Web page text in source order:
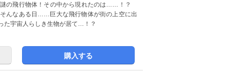
の飛行物体！その中から現れたのは……！？
んなある日……巨大な飛行物体が街の上空に出
た宇宙人らしき生物が居て…！？
購入する